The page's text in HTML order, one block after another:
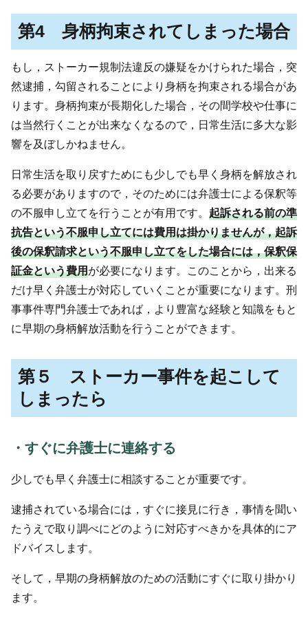
第4 身柄拘束されてしまった場合
もし，ストーカー規制法違反の嫌疑をかけられた場合，突
然逮捕，勾留されることにより身柄を拘束される場合があ
ります。身柄拘束が長期化した場合，その間学校や仕事に
は当然行くことが出来なくなるので，日常生活に多大な影
響を及ぼしかねません。
日常生活を取り戻すためにも少しでも早く身柄を解放され
る必要がありますので，そのためには弁護士による保釈等
の不服申し立てを行うことが有用です。 起訴される前の準
抗告という不服申し立てには費用は掛かりませんが，起訴
後の保釈請求という不服申し立てをした場合には，保釈保
証金という費用が必要になります。このことから，出来る
だけ早く弁護士が対応していくことが重要になります。刑
事事件専門弁護士であれば，より豊富な経験と知識をもと
に早期の身柄解放活動を行うことができます。
第５ ストーカー事件を起こして
しまったら
・すぐに弁護士に連絡する
少しでも早く弁護士に相談することが重要です。
逮捕されている場合には，すぐに接見に行き，事情を聞い
たうえで取り調べにどのように対応すべきかを具体的にア
ドバイスします。
そして，早期の身柄解放のための活動にすぐに取り掛かり
ます。